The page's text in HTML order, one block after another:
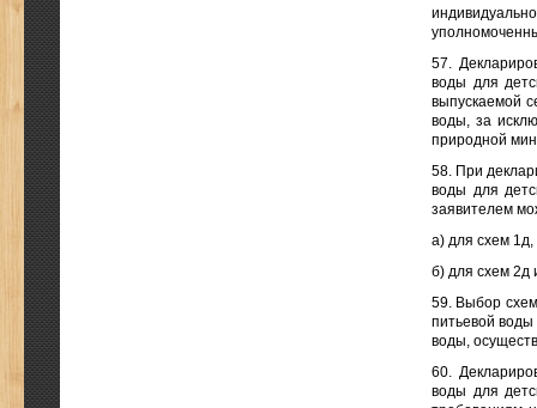
57.
воды для
выпускаемой
воды, за
природной
58. При
воды для
заявителем
а) для схем 1д,
б) для схем 2д
59. Выбор
питьевой
воды,
60.
воды для